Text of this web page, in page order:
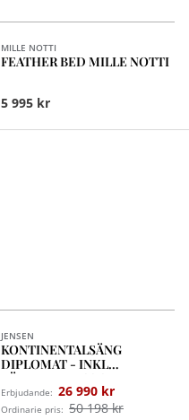
MILLE NOTTI
FEATHER BED MILLE NOTTI
5 995 kr
JENSEN
KONTINENTALSÄNG
DIPLOMAT - INKL
BÄDDMADRASS SLEEP II
Erbjudande: 26 990 kr
Ordinarie pris: 50 198 kr